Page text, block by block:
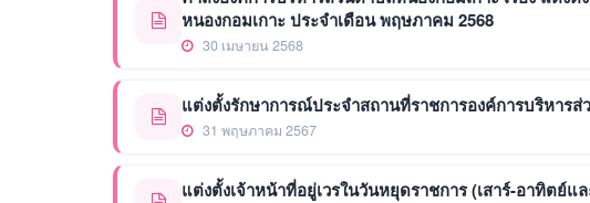
หนองกอมเกาะ ประจำเดือน พฤษภาคม 2568
30 เมษายน 2568
แต่งตั้งรักษาการณ์ประจำสถานที่ราชการองค์การบริหารส่
31 พฤษภาคม 2567
แต่งตั้งเจ้าหน้าที่อยู่เวรในวันหยุดราชการ (เสาร์-อาทิตย์